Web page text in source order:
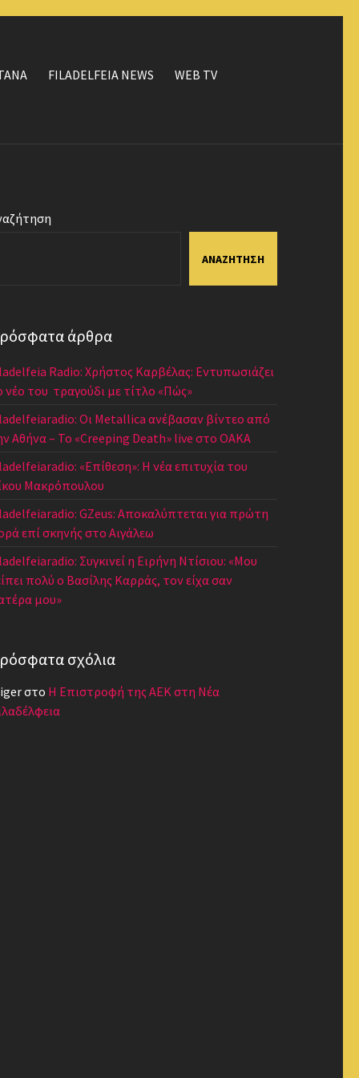
FILADELFEIA NEWS
WEB TV
ΑΝΑΖΉΤΗΣΗ
άρθρα
Radio: Χρήστος Καρβέλας: Εντυπωσιάζει
νέο του τραγούδι με τίτλο «Πώς»
Οι Metallica ανέβασαν βίντεο από
Αθήνα – Το «Creeping Death» live στο ΟΑΚΑ
«Επίθεση»: Η νέα επιτυχία του
Μακρόπουλου
GZeus: Αποκαλύπτεται για πρώτη
επί σκηνής στο Αιγάλεω
Συγκινεί η Ειρήνη Ντίσιου: «Μου
πολύ ο Βασίλης Καρράς, τον είχα σαν
μου»
σχόλια
στο Η Επιστροφή της ΑΕΚ στη Νέα